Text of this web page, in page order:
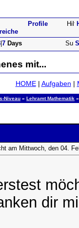
Profile
7 Days
mit...
HOME| Aufgaben |
Niveau » Lehramt Mathematik
am Mittwoch, den 04.
dir